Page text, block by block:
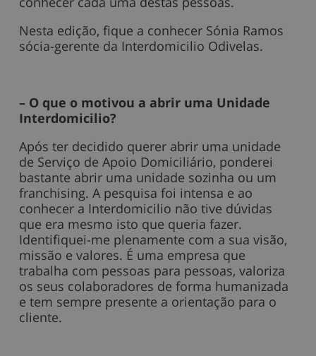
Nesta edição, fique a conhecer Sónia Ramos
sócia-gerente da Interdomicilio Odivelas.
– O que o motivou a abrir uma Unidade
Interdomicilio?
Após ter decidido querer abrir uma unidade
de Serviço de Apoio Domiciliário, ponderei
bastante abrir uma unidade sozinha ou um
franchising. A pesquisa foi intensa e ao
conhecer a Interdomicilio não tive dúvidas
que era mesmo isto que queria fazer.
Identifiquei-me plenamente com a sua visão,
missão e valores. É uma empresa que
trabalha com pessoas para pessoas, valoriza
os seus colaboradores de forma humanizada
e tem sempre presente a orientação para o
cliente.